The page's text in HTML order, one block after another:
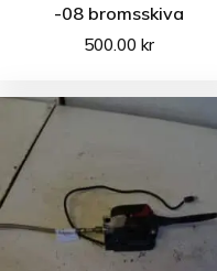
-08 bromsskiva
500.00kr